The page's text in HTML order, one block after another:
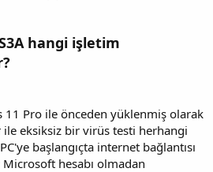
hangi işletim
11 Pro ile önceden yüklenmiş olarak
eksiksiz bir virüs testi herhangi
başlangıçta internet bağlantısı
hesabı olmadan